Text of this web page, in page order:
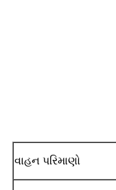
વાહન પરિમાણો